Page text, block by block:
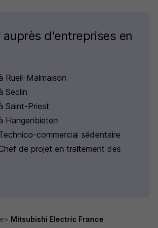
auprès d'entreprises en
Rueil-Malmaison
Seclin
Saint-Priest
Hangenbieten
commercial sédentaire
de projet en traitement des
Mitsubishi Electric France